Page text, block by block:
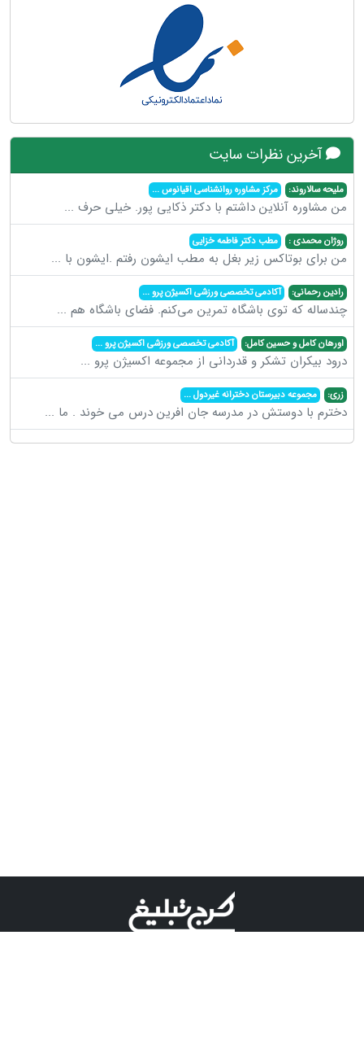
آخرین نظرات سایت
ملیحه سالاروند: مرکز مشاوره روانشناسی اقیانوس...
من مشاوره آنلاین داشتم با دکتر ذکایی پور. خیلی حرف ...
روژان محمدی : مطب دکتر فاطمه خزایی
من برای بوتاکس زیر بغل به مطب ایشون رفتم .ایشون با ...
رادین رحمانی: آکادمی تخصصی ورزشی اکسیژن پرو...
چندساله که توی باشگاه تمرین می‌کنم. فضای باشگاه هم ...
اورهان کامل و حسین کامل: آکادمی تخصصی ورزشی اکسیژن پرو...
درود بیکران تشکر و قدردانی از مجموعه اکسیژن پرو ...
زری: مجموعه دبیرستان دخترانه غیردول...
دخترم با دوستش در مدرسه جان افرین درس می خوند . ما ...